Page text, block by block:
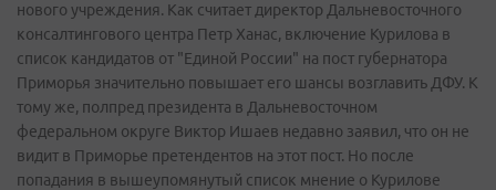
нового учреждения. Как считает директор Дальневосточного
консалтингового центра Петр Ханас, включение Курилова в
список кандидатов от "Единой России" на пост губернатора
Приморья значительно повышает его шансы возглавить ДФУ. К
тому же, полпред президента в Дальневосточном
федеральном округе Виктор Ишаев недавно заявил, что он не
видит в Приморье претендентов на этот пост. Но после
попадания в вышеупомянутый список мнение о Курилове